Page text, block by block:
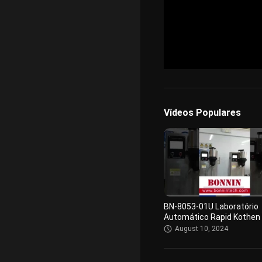
Vídeos Populares
BN-8053-01U Laboratório
Automático Rapid Kothen
Sheet Former
August 10, 2024